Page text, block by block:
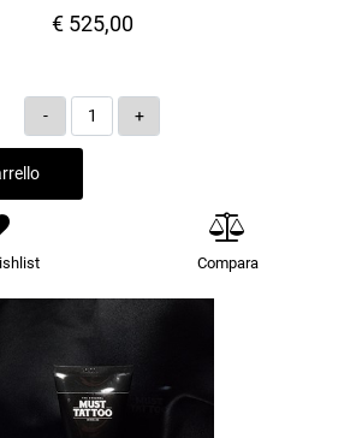
€ 525,00
Quantità
Compara